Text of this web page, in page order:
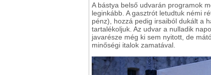
A bástya belső udvarán programok
leginkább. A gasztrót letudtuk némi
pénz), hozzá pedig irsaiból dukált a
tartalékoljuk. Az udvar a nulladik
javarésze még ki sem nyitott, de
minőségi italok zamatával.